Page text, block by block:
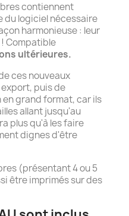
contiennent
du logiciel nécessaire
harmonieuse : leur
! Compatible
ultérieures.
ces nouveaux
puis de
grand format, car ils
allant jusqu'au
plus qu'à les faire
dignes d'être
(présentant 4 ou 5
être imprimés sur des